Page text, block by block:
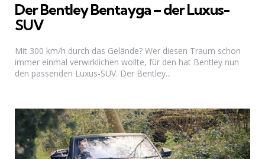
Der Bentley Bentayga – der Luxus-
SUV
Mit 300 km/h durch das Gelände? Wer diesen Traum schon
immer einmal verwirklichen wollte, für den hat Bentley nun
den passenden Luxus-SUV. Der Bentley...